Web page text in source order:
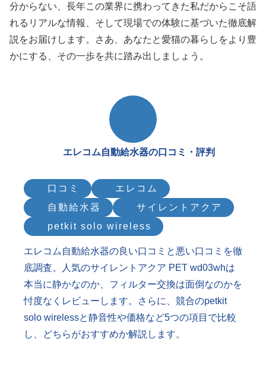
分からない、長年この業界に携わってきた私だからこそ語
れるリアルな情報、そして現場での体験に基づいた徹底解
説をお届けします。さあ、あなたと愛猫の暮らしをより豊
かにする、その一歩を共に踏み出しましょう。
エレコム自動給水器の口コミ・評判
口コミ
エレコム
自動給水器
サイレントアクア
petkit solo wireless
エレコム自動給水器の良い口コミと悪い口コミを徹
底調査。人気のサイレントアクア PET wd03whは
本当に静かなのか、フィルター交換は面倒なのかを
忖度なくレビューします。さらに、競合のpetkit
solo wirelessと静音性や価格など5つの項目で比較
し、どちらがおすすめか解説します。